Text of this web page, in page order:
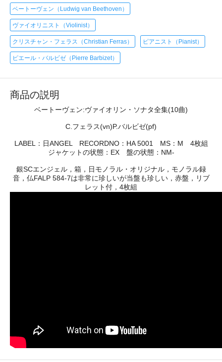
ベートーヴェン（Ludwig van Beethoven）
ヴァイオリニスト（Violinist）
クリスチャン・フェラス（Christian Ferras） ピアニスト（Pianist）
ピエール・バルビゼ（Pierre Barbizet）
商品の説明
ベートーヴェン:ヴァイオリン・ソナタ全集(10曲)
C.フェラス(vn)P.バルビゼ(pf)
LABEL：日ANGEL RECORDNO：HA 5001 MS：M 4枚組
ジャケットの状態：EX 盤の状態：NM-
銀SCエンジェル，箱，日モノラル・オリジナル，モノラル録
音，仏FALP 584-7は非常に珍しいが当盤も珍しい，赤盤，リブ
レット付，4枚組